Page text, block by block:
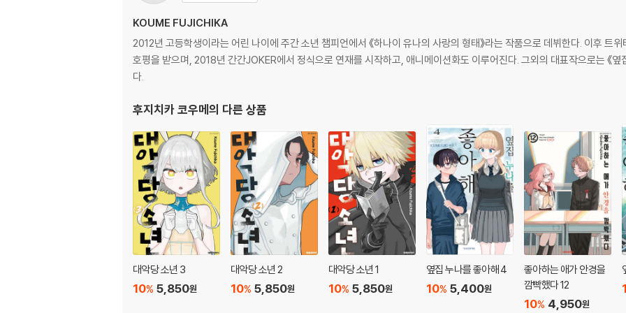
KOUME FUJICHIKA
2012년 고등학생이라는 어린 나이에 주간 소년 챔피언에서 《하나이 유나의 사랑의 형태》라는 작품으로 데뷔한다. 이후 트위
호평을 받으며, 2018년 간간JOKER에서 정식으로 연재를 시작하고, 애니메이션화도 이루어진다. 그외의 대표작으로는 《옆
다.
후지치카 코우메의 다른 상품
대악당 소년 3
5,850원
10%
대악당 소년 2
5,850원
10%
대악당 소년 1
5,850원
10%
옆집 누나를 좋아해 4
5,400원
10%
좋아하는 애가 안경을
깜빡했다 12
4,950원
10%